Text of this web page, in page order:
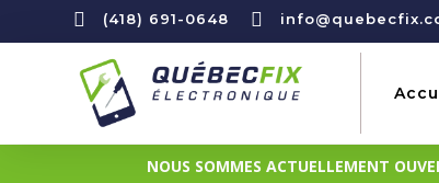
 (418) 691-0648 
NOUS SOMMES ACTUELLEMENT